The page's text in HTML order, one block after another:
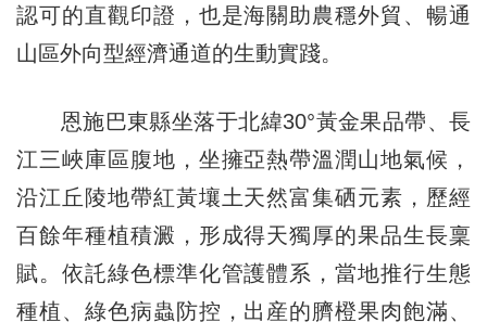
認可的直觀印證，也是海關助農穩外貿、暢通
山區外向型經濟通道的生動實踐。
恩施巴東縣坐落于北緯30°黃金果品帶、長
江三峽庫區腹地，坐擁亞熱帶溫潤山地氣候，
沿江丘陵地帶紅黃壤土天然富集硒元素，歷經
百餘年種植積澱，形成得天獨厚的果品生長稟
賦。依託綠色標準化管護體系，當地推行生態
種植、綠色病蟲防控，出産的臍橙果肉飽滿、